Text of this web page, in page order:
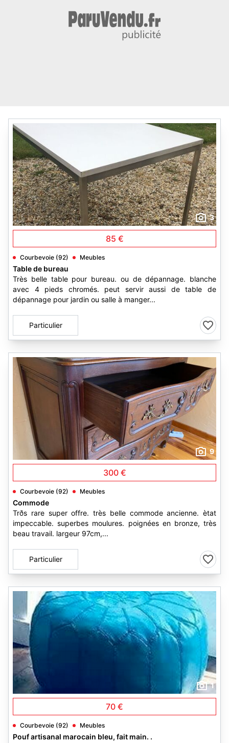
3
85 €
Courbevoie (92) Meubles
Table de bureau
Très belle table pour bureau. ou de dépannage. blanche
avec 4 pieds chromés. peut servir aussi de table de
dépannage pour jardin ou salle à manger...
Particulier
9
300 €
Courbevoie (92) Meubles
Commode
Trðs rare super offre. très belle commode ancienne. ètat
impeccable. superbes moulures. poignées en bronze, très
beau travail. largeur 97cm,...
Particulier
1
70 €
Courbevoie (92) Meubles
Pouf artisanal marocain bleu, fait main. .